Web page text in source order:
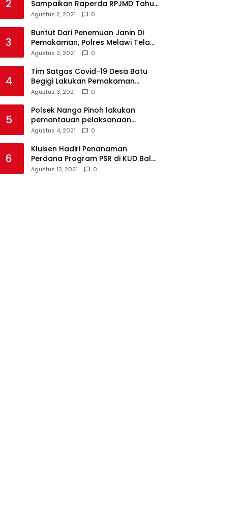
2
Sampaikan Raperda RPJMD Tahun
2021-2026 ke DPRD
Agustus 2, 2021 0
3
Buntut Dari Penemuan Janin Di
Pemakaman, Polres Melawi Telah
Tetapkan 4 Tersangka
Agustus 2, 2021 0
4
Tim Satgas Covid-19 Desa Batu
Begigi Lakukan Pemakaman
Pasien Covid-19 Sesuai Prokes
Agustus 3, 2021 0
5
Polsek Nanga Pinoh lakukan
pemantauan pelaksanaan
vaksinasi covid-19 tahap 2
Agustus 4, 2021 0
6
Kluisen Hadiri Penanaman
Perdana Program PSR di KUD Bale
Yotro Beloyan
Agustus 13, 2021 0